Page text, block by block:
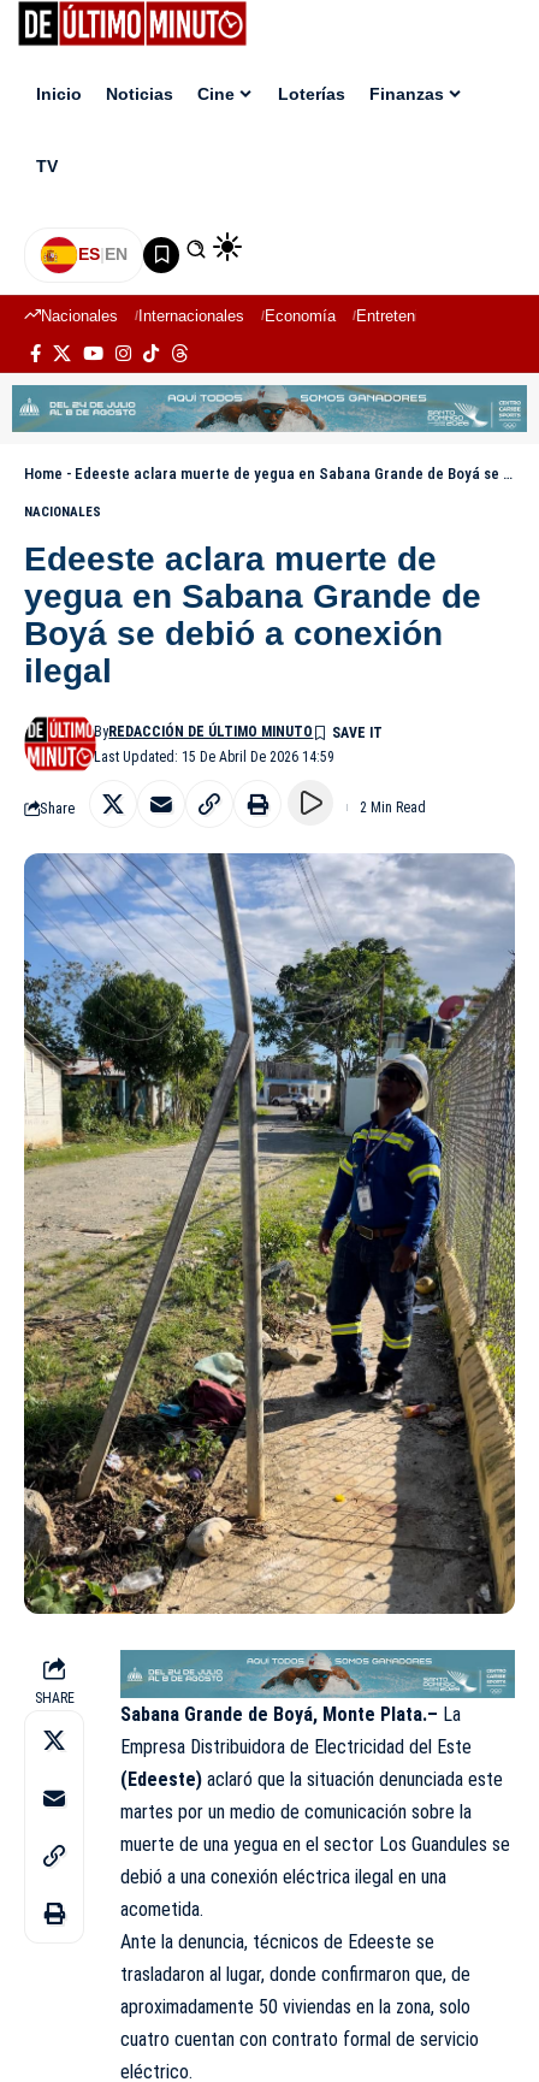
Inicio Noticias Cine Loterías Finanzas
TV
ES|EN
Nacionales Internacionales Economía Entretenimiento
Home - Edeeste aclara muerte de yegua en Sabana Grande de Boyá se debió a conexión ilegal
NACIONALES
Edeeste aclara muerte de
yegua en Sabana Grande de
Boyá se debió a conexión
ilegal
Last Updated: 15 De Abril De 2026 14:59
ByREDACCIÓN DE ÚLTIMO MINUTO
Share 2 Min Read
SHARE
Sabana Grande de Boyá, Monte Plata.– La
Empresa Distribuidora de Electricidad del Este
(Edeeste) aclaró que la situación denunciada este
martes por un medio de comunicación sobre la
muerte de una yegua en el sector Los Guandules se
debió a una conexión eléctrica ilegal en una
acometida.
Ante la denuncia, técnicos de Edeeste se
trasladaron al lugar, donde confirmaron que, de
aproximadamente 50 viviendas en la zona, solo
cuatro cuentan con contrato formal de servicio
eléctrico.